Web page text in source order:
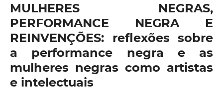
MULHERES NEGRAS,
PERFORMANCE NEGRA E
REINVENÇÕES: reflexões sobre
a performance negra e as
mulheres negras como artistas
e intelectuais